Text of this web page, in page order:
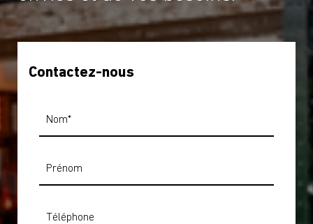
Contactez-nous